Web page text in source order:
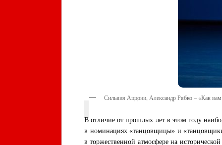
Сильвия Аццони, Александр Рябко – «Как вам
В отличие от прошлых лет в этом году
в номинациях «танцовщицы» и
в торжественной атмосфере на